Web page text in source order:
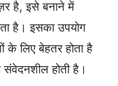
है, इसे बनाने में
है। इसका उपयोग
लिए बेहतर होता है
संवेदनशील होती है।